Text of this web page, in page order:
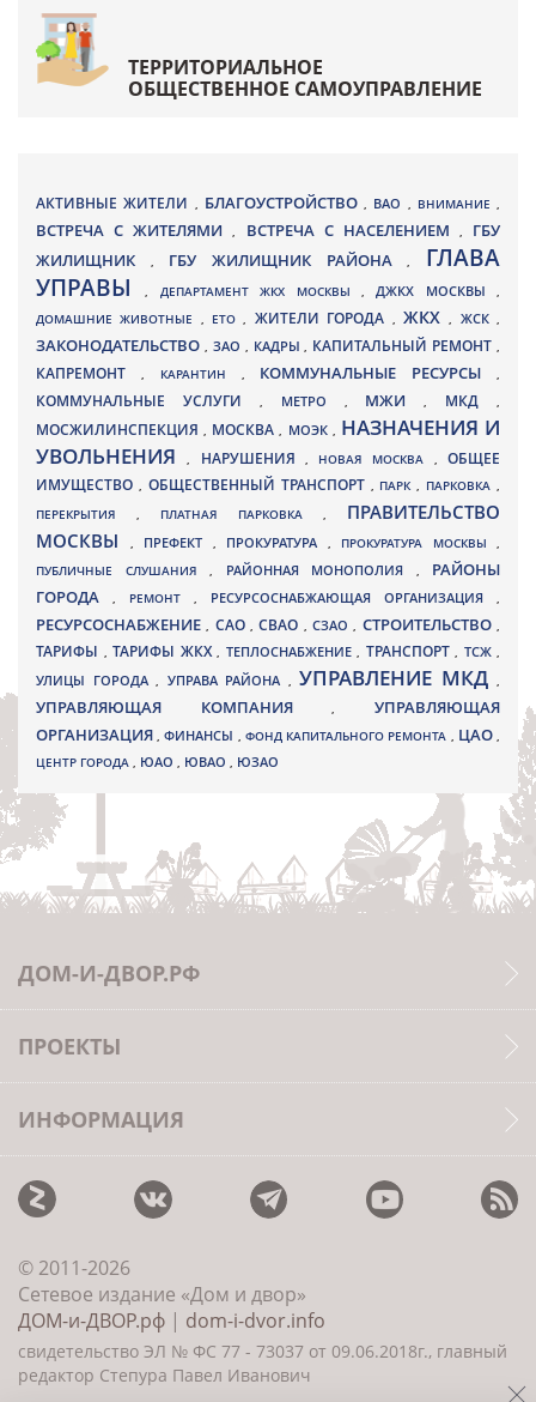
ТЕРРИТОРИАЛЬНОЕ
ОБЩЕСТВЕННОЕ САМОУПРАВЛЕНИЕ
АКТИВНЫЕ ЖИТЕЛИ , БЛАГОУСТРОЙСТВО , ВАО , ВНИМАНИЕ ,
ВСТРЕЧА С ЖИТЕЛЯМИ, ВСТРЕЧА С НАСЕЛЕНИЕМ , ГБУ
ЖИЛИЩНИК
, ГБУ ЖИЛИЩНИК РАЙОНА, ГЛАВА
УПРАВЫ, ДЕПАРТАМЕНТ ЖКХ МОСКВЫ ,ДЖКХ МОСКВЫ ,
ДОМАШНИЕ ЖИВОТНЫЕ , ЕТО, ЖИТЕЛИ ГОРОДА , ЖКХ, ЖСК,
ЗАКОНОДАТЕЛЬСТВО , ЗАО , КАДРЫ, КАПИТАЛЬНЫЙ РЕМОНТ ,
КАПРЕМОНТ , КАРАНТИН , КОММУНАЛЬНЫЕ РЕСУРСЫ,
КОММУНАЛЬНЫЕ УСЛУГИ , МЕТРО , МЖИ, МКД ,
МОСЖИЛИНСПЕКЦИЯ, МОСКВА , МОЭК , НАЗНАЧЕНИЯ И
УВОЛЬНЕНИЯ, НАРУШЕНИЯ , НОВАЯ МОСКВА ,ОБЩЕЕ
ИМУЩЕСТВО , ОБЩЕСТВЕННЫЙ ТРАНСПОРТ , ПАРК, ПАРКОВКА ,
ПЕРЕКРЫТИЯ , ПЛАТНАЯ ПАРКОВКА , ПРАВИТЕЛЬСТВО
МОСКВЫ
, ПРЕФЕКТ , ПРОКУРАТУРА , ПРОКУРАТУРА МОСКВЫ ,
ПУБЛИЧНЫЕ СЛУШАНИЯ , РАЙОННАЯ МОНОПОЛИЯ , РАЙОНЫ
ГОРОДА
, РЕМОНТ , РЕСУРСОСНАБЖАЮЩАЯ ОРГАНИЗАЦИЯ ,
РЕСУРСОСНАБЖЕНИЕ, САО,СВАО ,СЗАО, СТРОИТЕЛЬСТВО,
ТАРИФЫ , ТАРИФЫ ЖКХ , ТЕПЛОСНАБЖЕНИЕ , ТРАНСПОРТ , ТСЖ ,
УЛИЦЫ ГОРОДА , УПРАВА РАЙОНА , УПРАВЛЕНИЕ МКД ,
УПРАВЛЯЮЩАЯ КОМПАНИЯ,УПРАВЛЯЮЩАЯ
ОРГАНИЗАЦИЯ,ФИНАНСЫ , ФОНД КАПИТАЛЬНОГО РЕМОНТА , ЦАО,
ЦЕНТР ГОРОДА , ЮАО , ЮВАО , ЮЗАО
ДОМ-И-ДВОР.РФ
ПРОЕКТЫ
ИНФОРМАЦИЯ
© 2011-2026
Сетевое издание «Дом и двор»
ДОМ-и-ДВОР.рф | dom-i-dvor.info
свидетельство ЭЛ № ФС 77 - 73037 от 09.06.2018г., главный
редактор Степура Павел Иванович